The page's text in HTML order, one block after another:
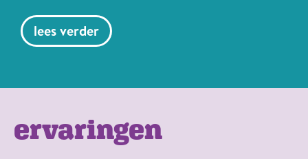
lees verder
ervaringen